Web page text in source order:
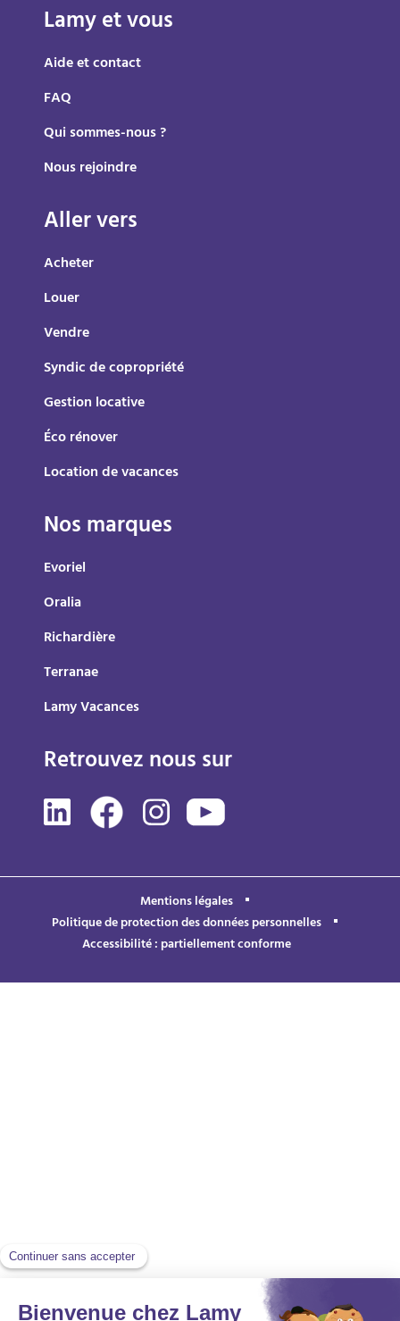
Lamy et vous
Aide et contact
FAQ
Qui sommes-nous ?
Nous rejoindre
Aller vers
Acheter
Louer
Vendre
Syndic de copropriété
Gestion locative
Éco rénover
Location de vacances
Nos marques
Evoriel
Oralia
Richardière
Terranae
Lamy Vacances
Retrouvez nous sur
Mentions légales
Politique de protection des données personnelles
Accessibilité : partiellement conforme